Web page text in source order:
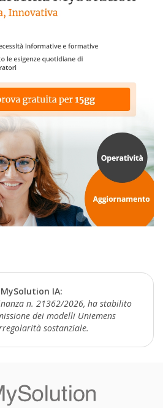
IA:
n. 21362/2026, ha stabilito
dei modelli Uniemens
sostanziale.